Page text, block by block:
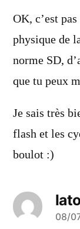
dit :
OK, c’est
physique de
norme SD,
que tu peux
Je sais très
flash et les
boulot :)
a
08/